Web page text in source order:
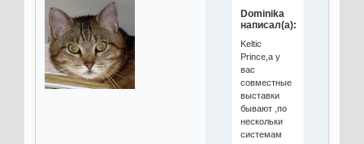
Dominika
написал(а):
Keltic
Prince,а у
вас
совместные
выставки
бывают ,по
нескольки
системам